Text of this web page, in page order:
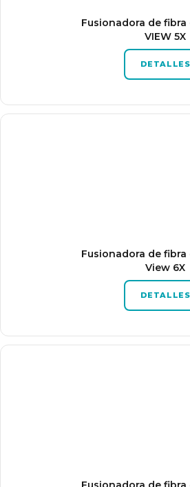
Fusionadora de
VIEW 5X
DETALLES
Fusionadora de
View 6X
DETALLES